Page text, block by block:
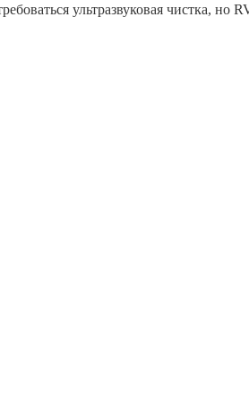
ультразвуковая чистка, но